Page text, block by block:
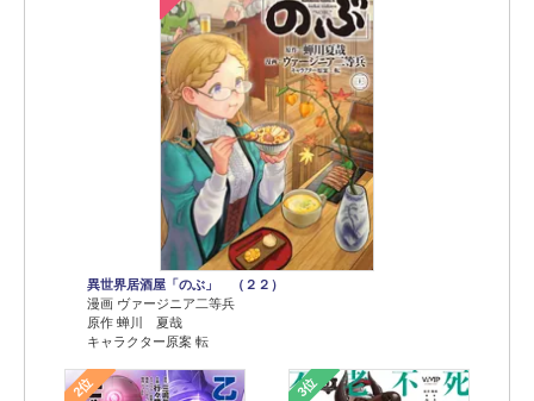
異世界居酒屋「のぶ」 （２２）
漫画 ヴァージニア二等兵
原作 蝉川 夏哉
キャラクター原案 転
2位 3位